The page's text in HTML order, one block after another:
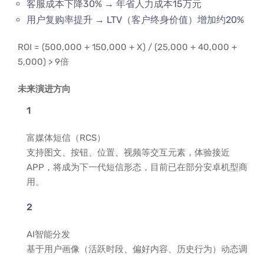
客服成本下降30% → 年省人力成本15万元
用户复购率提升 → LTV（客户终身价值）增加约20%
ROI = (500,000 + 150,000 + X) / (25,000 + 40,000 +
5,000) > 9倍
未来演进方向
富媒体短信（RCS）
支持图文、按钮、位置、视频等交互元素，体验接近
APP，将成为下一代短信形态，目前已在部分安卓机型商
用。
AI智能分发
基于用户画像（活跃时段、偏好内容、历史行为）动态调